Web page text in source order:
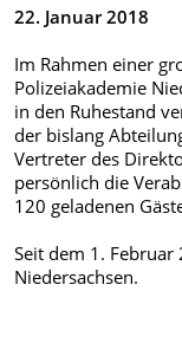
22. Januar 2018
Im Rahmen einer
Polizeiakademie
in den Ruhestand
der bislang
Vertreter des
persönlich die
120 geladenen
Seit dem 1. Februar
Niedersachsen.